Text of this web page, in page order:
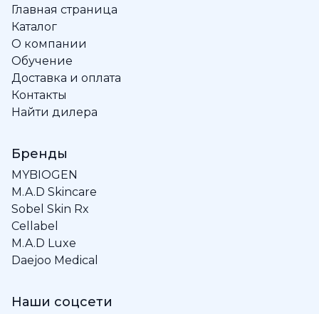
Главная страница
Каталог
О компании
Обучение
Доставка и оплата
Контакты
Найти дилера
Бренды
MYBIOGEN
M.A.D Skincare
Sobel Skin Rx
Cellabel
M.A.D Luxe
Daejoo Medical
Наши соцсети